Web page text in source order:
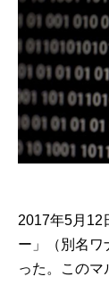
2017年5月12
ー」（別名ワ
った。このマ